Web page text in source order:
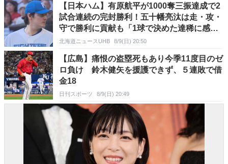
【日本ハム】有原航平が1000奪三振達成で2
試合連続の完封勝利！五十幡亮汰は走・攻・
守で勝利に貢献も「1球で決めた達稀に感謝
したい」
北海道ニュースUHB 8/9(日) 20:50
【広島】痛恨の盗塁死もあり今季11度目のゼ
ロ負け 鈴木健矢を援護できず、５連敗で借
金18
日刊スポーツ 8/9(日) 20:49